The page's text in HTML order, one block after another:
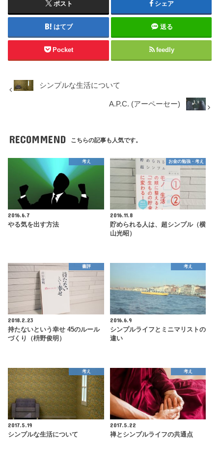
ポスト シェア
はてブ 送る
Pocket feedly
シンプルな生活について
A.P.C. (アーペーセー)
RECOMMEND こちらの記事も人気です。
考え
2016.6.7
やる気を出す方法
お金の勉強・考え
2016.11.8
貯められる人は、超シンプル（横
山光昭）
書評
2018.2.23
持たないという幸せ 45のルール
づくり（枡野俊明）
考え
2016.6.9
シンプルライフとミニマリストの
違い
考え
2017.5.19
シンプルな生活について
考え
2017.5.22
禅とシンプルライフの共通点